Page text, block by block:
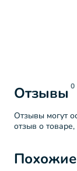
Отзывы 0
Отзывы могут
отзыв о